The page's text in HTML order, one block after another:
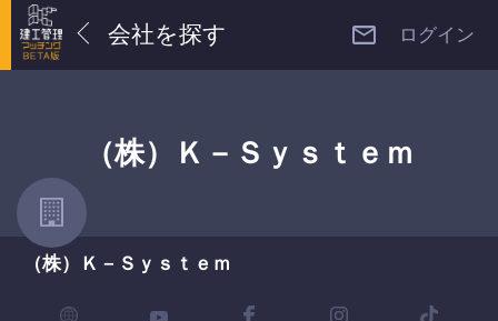
会社を探す ログイン
（株）Ｋ－Ｓｙｓｔｅｍ
（株）Ｋ－Ｓｙｓｔｅｍ